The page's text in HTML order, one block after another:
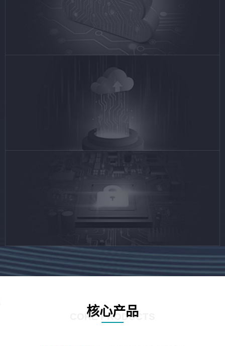
核心产品
CORE PRODUCTS